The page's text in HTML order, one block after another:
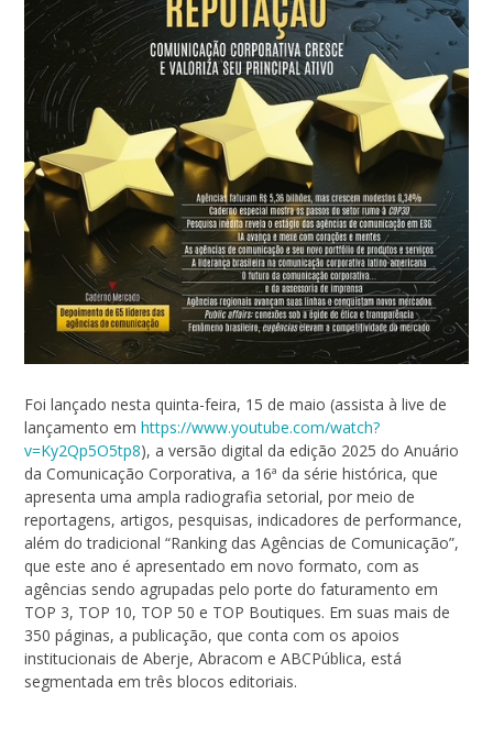
Foi lançado nesta quinta-feira, 15 de maio (assista à live de
lançamento emhttps://www.youtube.com/watch?
v=Ky2Qp5O5tp8), a versão digital da edição 2025 do Anuário
da Comunicação Corporativa, a 16ª da série histórica, que
apresenta uma ampla radiografia setorial, por meio de
reportagens, artigos, pesquisas, indicadores de performance,
além do tradicional “Ranking das Agências de Comunicação”,
que este ano é apresentado em novo formato, com as
agências sendo agrupadas pelo porte do faturamento em
TOP 3, TOP 10, TOP 50 e TOP Boutiques. Em suas mais de
350 páginas, a publicação, que conta com os apoios
institucionais de Aberje, Abracom e ABCPública, está
segmentada em três blocos editoriais.